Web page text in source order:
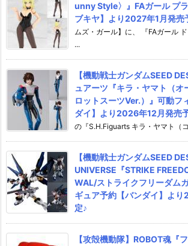
unny Style〉』FAガール プ
ブキヤ】より2027年1月発
ムズ・ガール】に、 『FAガール
...
【機動戦士ガンダムSEED
ュアーツ『キラ・ヤマト（オ
ロットスーツVer.）』可動フ
ダイ】より2026年12月発売
の『S.H.Figuarts キラ・ヤマト（
【機動戦士ガンダムSEED
UNIVERSE『STRIKE
WAL/ストライクフリーダム
ギュア予約【バンダイ】よ
定♪
【攻殻機動隊】ROBOT魂『